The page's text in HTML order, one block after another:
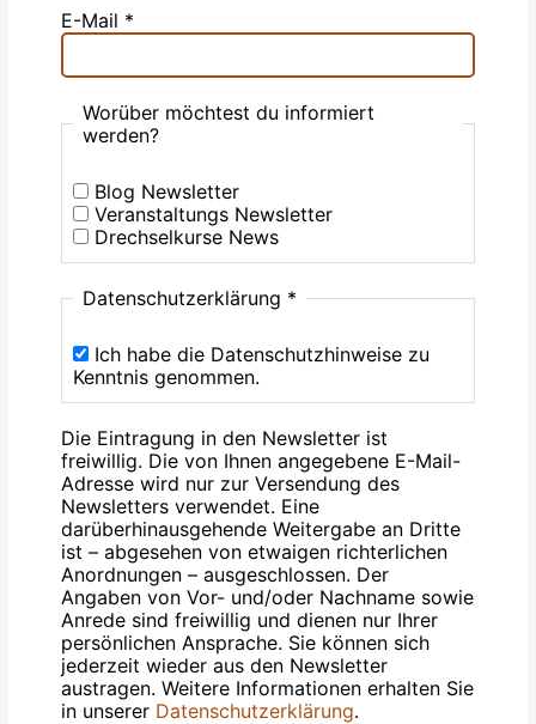
E-Mail *
Worüber möchtest du informiert
werden?
Blog Newsletter
Veranstaltungs Newsletter
Drechselkurse News
Datenschutzerklärung *
Ich habe die Datenschutzhinweise zu
Kenntnis genommen.
Die Eintragung in den Newsletter ist
freiwillig. Die von Ihnen angegebene E-Mail-
Adresse wird nur zur Versendung des
Newsletters verwendet. Eine
darüberhinausgehende Weitergabe an Dritte
ist – abgesehen von etwaigen richterlichen
Anordnungen – ausgeschlossen. Der
Angaben von Vor- und/oder Nachname sowie
Anrede sind freiwillig und dienen nur Ihrer
persönlichen Ansprache. Sie können sich
jederzeit wieder aus den Newsletter
austragen. Weitere Informationen erhalten Sie
in unserer Datenschutzerklärung.